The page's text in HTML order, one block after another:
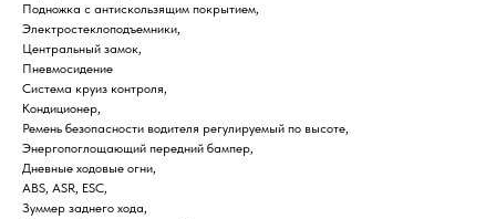
Подножка с антискользящим покрытием,
Электростеклоподъемники,
Центральный замок,
Пневмосидение
Система круиз контроля,
Кондиционер,
Ремень безопасности водителя регулируемый по высоте,
Энергопоглощающий передний бампер,
Дневные ходовые огни,
ABS, ASR, ESC,
Зуммер заднего хода,